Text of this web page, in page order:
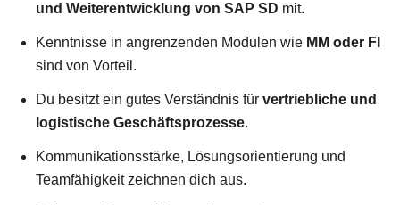
und Weiterentwicklung von SAP SD mit.
Kenntnisse in angrenzenden Modulen wie MM oder FI
sind von Vorteil.
Du besitzt ein gutes Verständnis für vertriebliche und
logistische Geschäftsprozesse.
Kommunikationsstärke, Lösungsorientierung und
Teamfähigkeit zeichnen dich aus.